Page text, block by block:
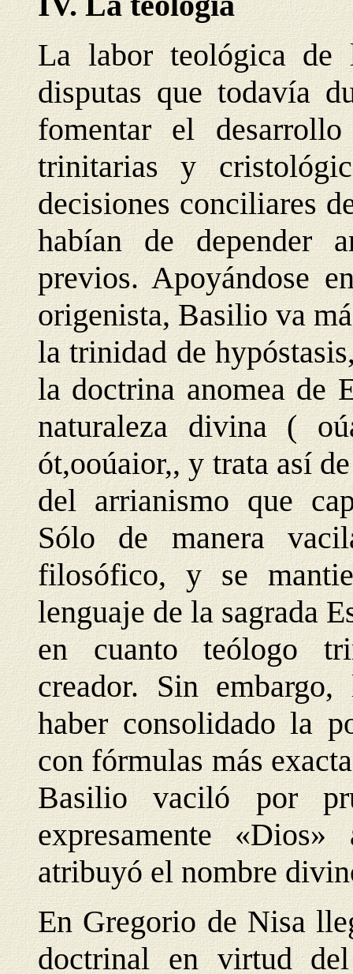
La labor teológica
disputas que todavía
fomentar el
trinitarias y
decisiones conciliares
habían de depender
previos. Apoyándose
origenista, Basilio va
la trinidad de
la doctrina anomea de
naturaleza divina (
ót,ooúaior,, y trata así
del arrianismo que
Sólo de manera
filosófico, y se
lenguaje de la sagrada
en cuanto teólogo
creador. Sin
haber consolidado la
con fórmulas más
Basilio vaciló por
expresamente
atribuyó el nombre
En Gregorio de Nisa
doctrinal en virtud